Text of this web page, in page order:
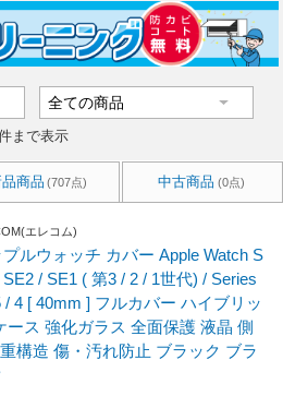
まで表示
品商品 (707点) 中古商品 (0点)
エレコム)
プルウォッチ カバー Apple Watch S
SE2 / SE1 ( 第3 / 2 / 1世代) / Series
/ 4 [ 40mm ] フルカバー ハイブリッ
ース 強化ガラス 全面保護 液晶 側
構造 傷・汚れ防止 ブラック ブラ